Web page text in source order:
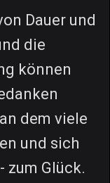
Dauer und
die
können
dem viele
und sich
zum Glück.